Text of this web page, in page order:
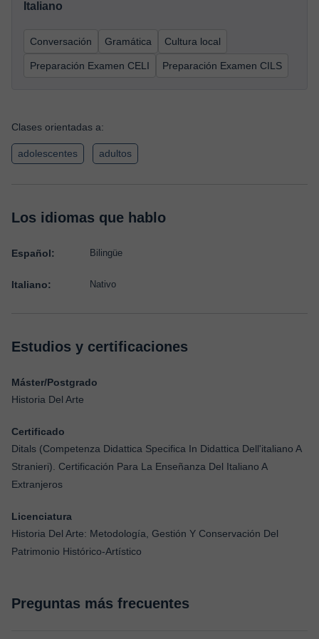
Italiano
Conversación Gramática Cultura local
Preparación Examen CELI Preparación Examen CILS
Clases orientadas a:
adolescentes adultos
Los idiomas que hablo
Español: Bilingüe
Italiano: Nativo
Estudios y certificaciones
Máster/Postgrado
Historia Del Arte
Certificado
Ditals (Competenza Didattica Specifica In Didattica Dell'italiano A
Stranieri). Certificación Para La Enseñanza Del Italiano A
Extranjeros
Licenciatura
Historia Del Arte: Metodología, Gestión Y Conservación Del
Patrimonio Histórico-Artístico
Preguntas más frecuentes